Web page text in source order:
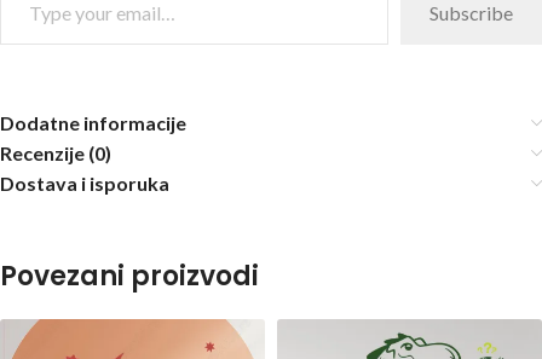
Subscribe
Dodatne informacije
Recenzije (0)
Dostava i isporuka
Povezani proizvodi